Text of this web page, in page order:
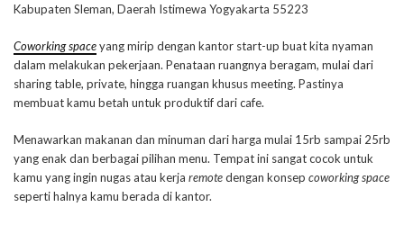
Kabupaten Sleman, Daerah Istimewa Yogyakarta 55223
Coworking spaceyang mirip dengan kantor start-up buat kita nyaman
dalam melakukan pekerjaan. Penataan ruangnya beragam, mulai dari
sharing table, private, hingga ruangan khusus meeting. Pastinya
membuat kamu betah untuk produktif dari cafe.
Menawarkan makanan dan minuman dari harga mulai 15rb sampai 25rb
yang enak dan berbagai pilihan menu. Tempat ini sangat cocok untuk
kamu yang ingin nugas atau kerja remotedengan konsep coworking space
seperti halnya kamu berada di kantor.